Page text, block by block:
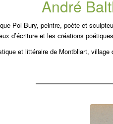
André
Pol Bury, peintre, poète et
d’écriture et les créations
et littéraire de Montbliart, village